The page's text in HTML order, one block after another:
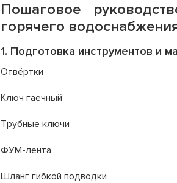
Пошаговое
горячего
1. Подготовка инструментов и
Отвёртки
Ключ гаечный
Трубные ключи
ФУМ-лента
Шланг гибкой подводки